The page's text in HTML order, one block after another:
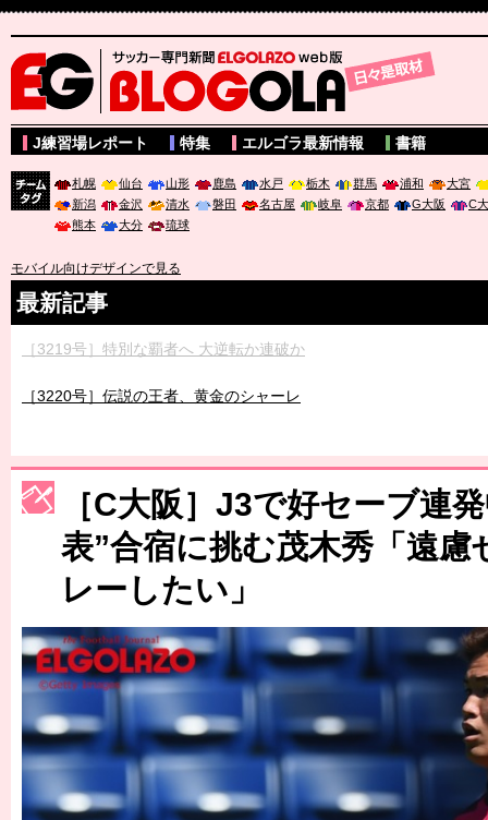
サッカー専門新聞ELGOLAZO web版 BLOGOLA
J練習場レポート 特集 エルゴラ最新情報 書籍
札幌 仙台 山形 鹿島 水戸 栃木 群馬 浦和
大宮
新潟
金沢 清水 磐田 名古屋 岐阜 京都 G大阪
C
熊本
大分 琉球
モバイル向けデザインで見る
最新記事
［3219号］特別な覇者へ 大逆転か連破か
［3220号］伝説の王者、黄金のシャーレ
［3230号］世界一への夢は終わらない
［3223号］一丸。日本出陣
［3222号］史上最大のW杯開幕 注目は「個」
長谷川 アーリアジャスールさんがシンポジウム「気候変動から命
［C大阪］J3で好セーブ連
表”合宿に挑む茂木秀「遠慮
レーしたい」